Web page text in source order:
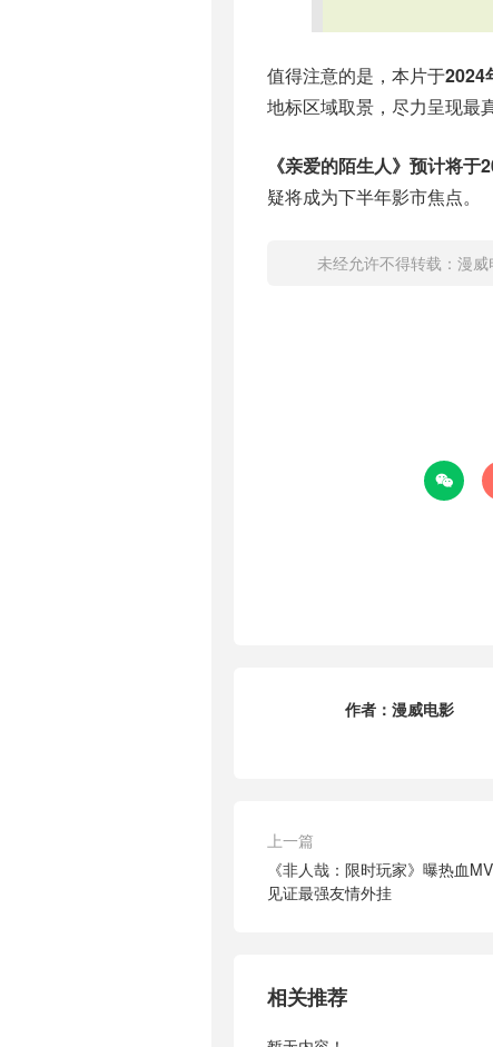
值得注意的是，本片于2024
地标区域取景，尽力呈现最
《亲爱的陌生人》预计将
疑将成为下半年影市焦点。
未经允许不得转载： 漫威

作者： 漫威电影
上一篇
《非人哉：限时玩家》曝热血
见证最强友情外挂
相关推荐